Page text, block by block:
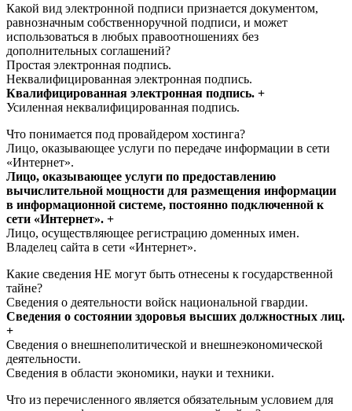
Какой вид электронной подписи признается документом,
равнозначным собственноручной подписи, и может
использоваться в любых правоотношениях без
дополнительных соглашений?
Простая электронная подпись.
Неквалифицированная электронная подпись.
Квалифицированная электронная подпись. +
Усиленная неквалифицированная подпись.
Что понимается под провайдером хостинга?
Лицо, оказывающее услуги по передаче информации в сети
«Интернет».
Лицо, оказывающее услуги по предоставлению
вычислительной мощности для размещения информации
в информационной системе, постоянно подключенной к
сети «Интернет». +
Лицо, осуществляющее регистрацию доменных имен.
Владелец сайта в сети «Интернет».
Какие сведения НЕ могут быть отнесены к государственной
тайне?
Сведения о деятельности войск национальной гвардии.
Сведения о состоянии здоровья высших должностных лиц.
+
Сведения о внешнеполитической и внешнеэкономической
деятельности.
Сведения в области экономики, науки и техники.
Что из перечисленного является обязательным условием для